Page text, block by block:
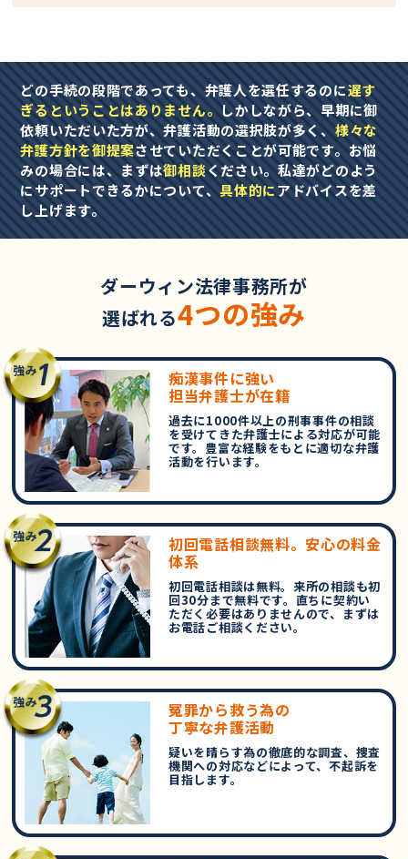
どの手続の段階であっても、弁護人を選任するのに遅す
ぎるということはありません。 しかしながら、早期に御
依頼いただいた方が、弁護活動の選択肢が多く、 様々な
弁護方針を御提案させていただくことが可能です。お悩
みの場合には、まずは御相談ください。私達がどのよう
にサポートできるかについて、具体的にアドバイスを差
し上げます。
ダーウィン法律事務所が
選ばれる4つの強み
痴漢事件に強い
担当弁護士が在籍
過去に1000件以上の刑事事件の相談
を受けてきた弁護士による対応が可能
です。豊富な経験をもとに適切な弁護
活動を行います。
初回電話相談無料。安心の料金
体系
初回電話相談は無料。来所の相談も初
回30分まで無料です。直ちに契約い
ただく必要はありませんので、まずは
お電話ご相談ください。
冤罪から救う為の
丁寧な弁護活動
疑いを晴らす為の徹底的な調査、捜査
機関への対応などによって、不起訴を
目指します。